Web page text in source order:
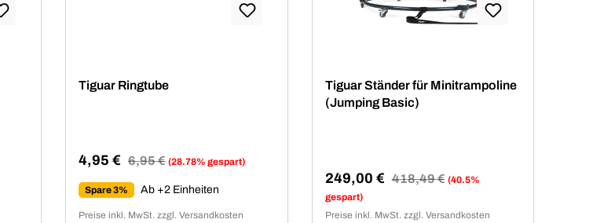
Tiguar Ringtube
Verkaufspreis:
4,95 € Regulärer Preis:
6,95 € (28.78% gespart)
Spare 3% Ab +2 Einheiten
Preise inkl. MwSt. zzgl. Versandkosten
Tiguar Ständer für Minitrampoline
(Jumping Basic)
Verkaufspreis:
249,00 € Regulärer Preis:
418,49 € (40.5%
gespart)
Preise inkl. MwSt. zzgl. Versandkosten